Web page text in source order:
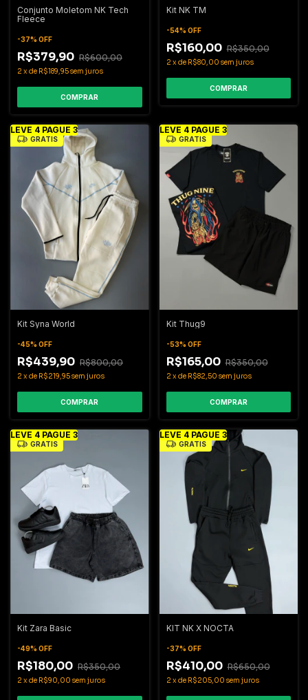
Conjunto Moletom NK Tech
Fleece
-37% OFF
R$379,90 R$600,00
2 xde R$189,95sem juros
COMPRAR
Kit NK TM
-54% OFF
R$160,00 R$350,00
2 xde R$80,00 sem juros
COMPRAR
LEVE 4 PAGUE 3
GRÁTIS
Kit Syna World
-45% OFF
R$439,90 R$800,00
2 x de R$219,95sem juros
COMPRAR
LEVE 4 PAGUE 3
GRÁTIS
Kit Thug9
-53% OFF
R$165,00 R$350,00
2 x de R$82,50 sem juros
COMPRAR
LEVE 4 PAGUE 3
GRÁTIS
Kit Zara Basic
-49% OFF
R$180,00 R$350,00
2 xde R$90,00 sem juros
LEVE 4 PAGUE 3
GRÁTIS
KIT NK X NOCTA
-37% OFF
R$410,00 R$650,00
2 xde R$205,00 sem juros